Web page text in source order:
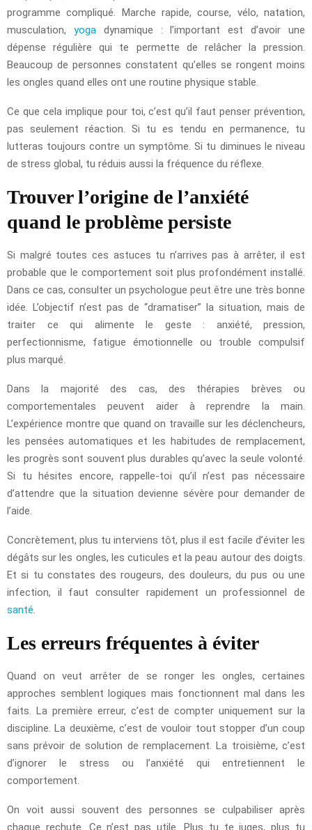
programme compliqué. Marche rapide, course, vélo, natation,
musculation, yogadynamique : l’important est d’avoir une
dépense régulière qui te permette de relâcher la pression.
Beaucoup de personnes constatent qu’elles se rongent moins
les ongles quand elles ont une routine physique stable.
Ce que cela implique pour toi, c’est qu’il faut penser prévention,
pas seulement réaction. Si tu es tendu en permanence, tu
lutteras toujours contre un symptôme. Si tu diminues le niveau
de stress global, tu réduis aussi la fréquence du réflexe.
Trouver l’origine de l’anxiété
quand le problème persiste
Si malgré toutes ces astuces tu n’arrives pas à arrêter, il est
probable que le comportement soit plus profondément installé.
Dans ce cas, consulter un psychologue peut être une très bonne
idée. L’objectif n’est pas de “dramatiser” la situation, mais de
traiter ce qui alimente le geste : anxiété, pression,
perfectionnisme, fatigue émotionnelle ou trouble compulsif
plus marqué.
Dans la majorité des cas, des thérapies brèves ou
comportementales peuvent aider à reprendre la main.
L’expérience montre que quand on travaille sur les déclencheurs,
les pensées automatiques et les habitudes de remplacement,
les progrès sont souvent plus durables qu’avec la seule volonté.
Si tu hésites encore, rappelle-toi qu’il n’est pas nécessaire
d’attendre que la situation devienne sévère pour demander de
l’aide.
Concrètement, plus tu interviens tôt, plus il est facile d’éviter les
dégâts sur les ongles, les cuticules et la peau autour des doigts.
Et si tu constates des rougeurs, des douleurs, du pus ou une
infection, il faut consulter rapidement un professionnel de
santé
Les erreurs fréquentes à éviter
Quand on veut arrêter de se ronger les ongles, certaines
approches semblent logiques mais fonctionnent mal dans les
faits. La première erreur, c’est de compter uniquement sur la
discipline. La deuxième, c’est de vouloir tout stopper d’un coup
sans prévoir de solution de remplacement. La troisième, c’est
d’ignorer le stress ou l’anxiété qui entretiennent le
comportement.
On voit aussi souvent des personnes se culpabiliser après
chaque rechute. Ce n’est pas utile. Plus tu te juges, plus tu